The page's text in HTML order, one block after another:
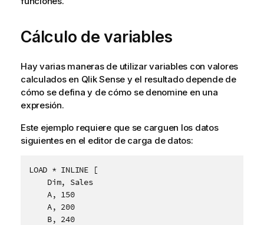
Cálculo de variables
Hay varias maneras de utilizar variables con valores
calculados en Qlik Sense y el resultado depende de
cómo se defina y de cómo se denomine en una
expresión.
Este ejemplo requiere que se carguen los datos
siguientes en el editor de carga de datos:
LOAD * INLINE [
    Dim, Sales
    A, 150
    A, 200
    B, 240